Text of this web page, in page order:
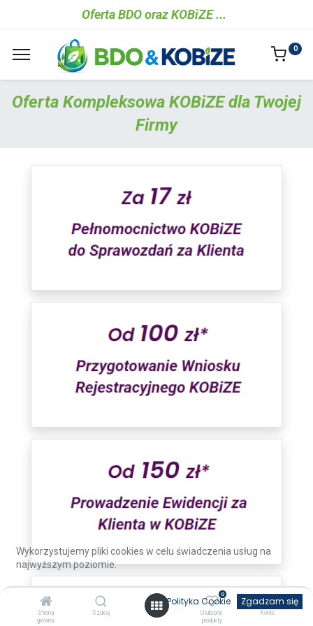
Strona
główna
Szukaj
0
Ulubione
produkty
Konto
Oferta BDO oraz K​OBiZE ...
0
Oferta Kompleksowa KOBiZE dla Twojej
Firmy
Wykorzystujemy pliki cookies w celu świadczenia usług na
najwyższym poziomie.
Polityka Cookie Zgadzam się